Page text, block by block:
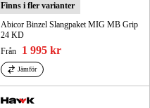
Finns i fler varianter
Abicor Binzel Slangpaket MIG MB Grip
24 KD
Från
1 995 kr
Jämför